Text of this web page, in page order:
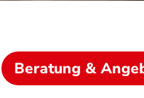
Beratung &